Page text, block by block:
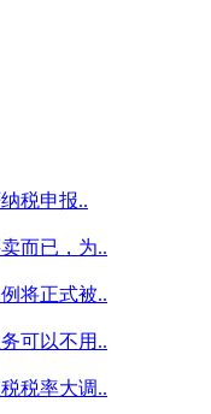
税申报..
而已，为..
将正式被..
可以不用..
税率大调..